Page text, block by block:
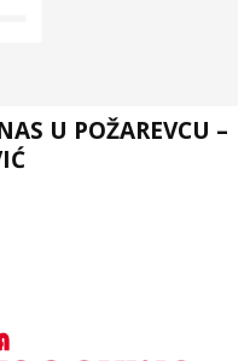
U POŽAREVCU –